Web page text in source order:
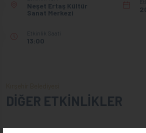
Neşet Ertaş Kültür
Sanat Merkezi
Etkinlik Saati
13:00
DİĞER ETKİNLİKLER